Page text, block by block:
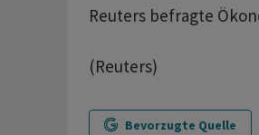
Reuters befragte
(Reuters)
Bevorzugte Quelle